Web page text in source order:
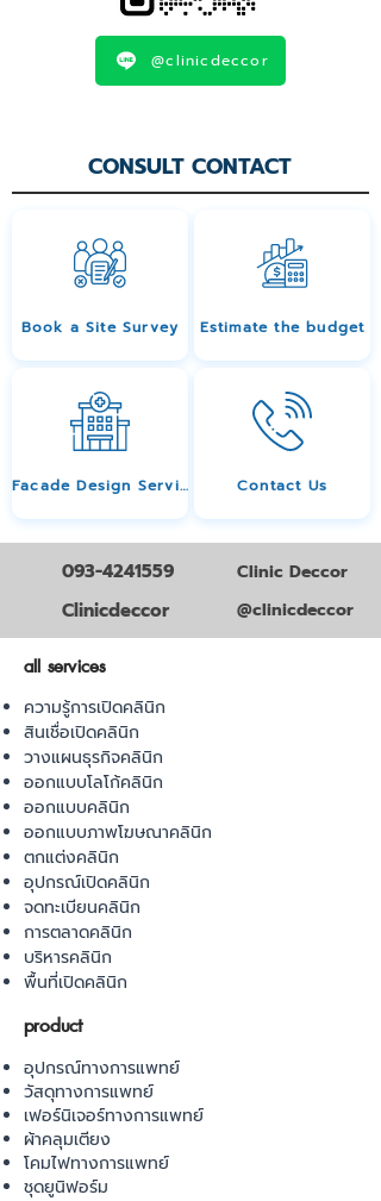
@clinicdeccor
CONSULT CONTACT
Book a Site Survey Estimate the budget
Facade Design Service Contact Us
093-4241559
Clinicdeccor
Clinic Deccor
@clinicdeccor
all services
ความรู้การเปิดคลินิก
สินเชื่อเปิดคลินิก
วางแผนธุรกิจคลินิก
ออกแบบโลโก้คลินิก
ออกแบบคลินิก
ออกแบบภาพโฆษณาคลินิก
ตกแต่งคลินิก
อุปกรณ์เปิดคลินิก
จดทะเบียนคลินิก
การตลาดคลินิก
บริหารคลินิก
พื้นที่เปิดคลินิก
product
อุปกรณ์ทางการแพทย์
วัสดุทางการแพทย์
เฟอร์นิเจอร์ทางการแพทย์
ผ้าคลุมเตียง
โคมไฟทางการแพทย์
ชุดยูนิฟอร์ม